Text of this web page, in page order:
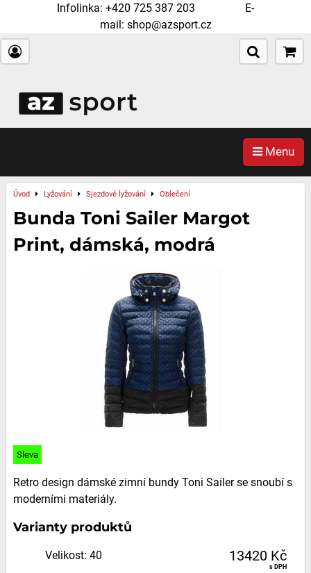
Infolinka: +420 725 387 203 E-
mail: shop@azsport.cz
Menu
Úvod Lyžování Sjezdové lyžování Oblečení
Bunda Toni Sailer Margot
Print, dámská, modrá
Sleva
Retro design dámské zimní bundy Toni Sailer se snoubí s
moderními materiály.
Varianty produktů
Velikost: 40
13420 Kč
s DPH